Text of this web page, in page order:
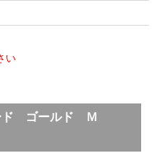
い
ード ゴールド Ｍ